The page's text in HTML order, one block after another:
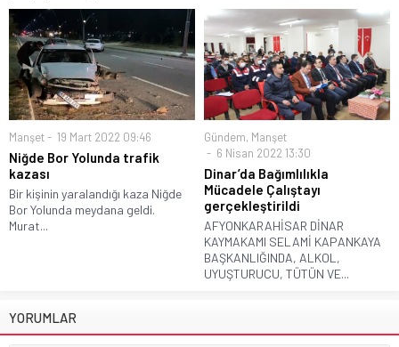
Manşet 19 Mart 2022 09:46
Niğde Bor Yolunda trafik
kazası
Bir kişinin yaralandığı kaza Niğde
Bor Yolunda meydana geldi.
Murat...
Gündem, Manşet
6 Nisan 2022 13:30
Dinar’da Bağımlılıkla
Mücadele Çalıştayı
gerçekleştirildi
AFYONKARAHİSAR DİNAR
KAYMAKAMI SELAMİ KAPANKAYA
BAŞKANLIĞINDA, ALKOL,
UYUŞTURUCU, TÜTÜN VE...
YORUMLAR